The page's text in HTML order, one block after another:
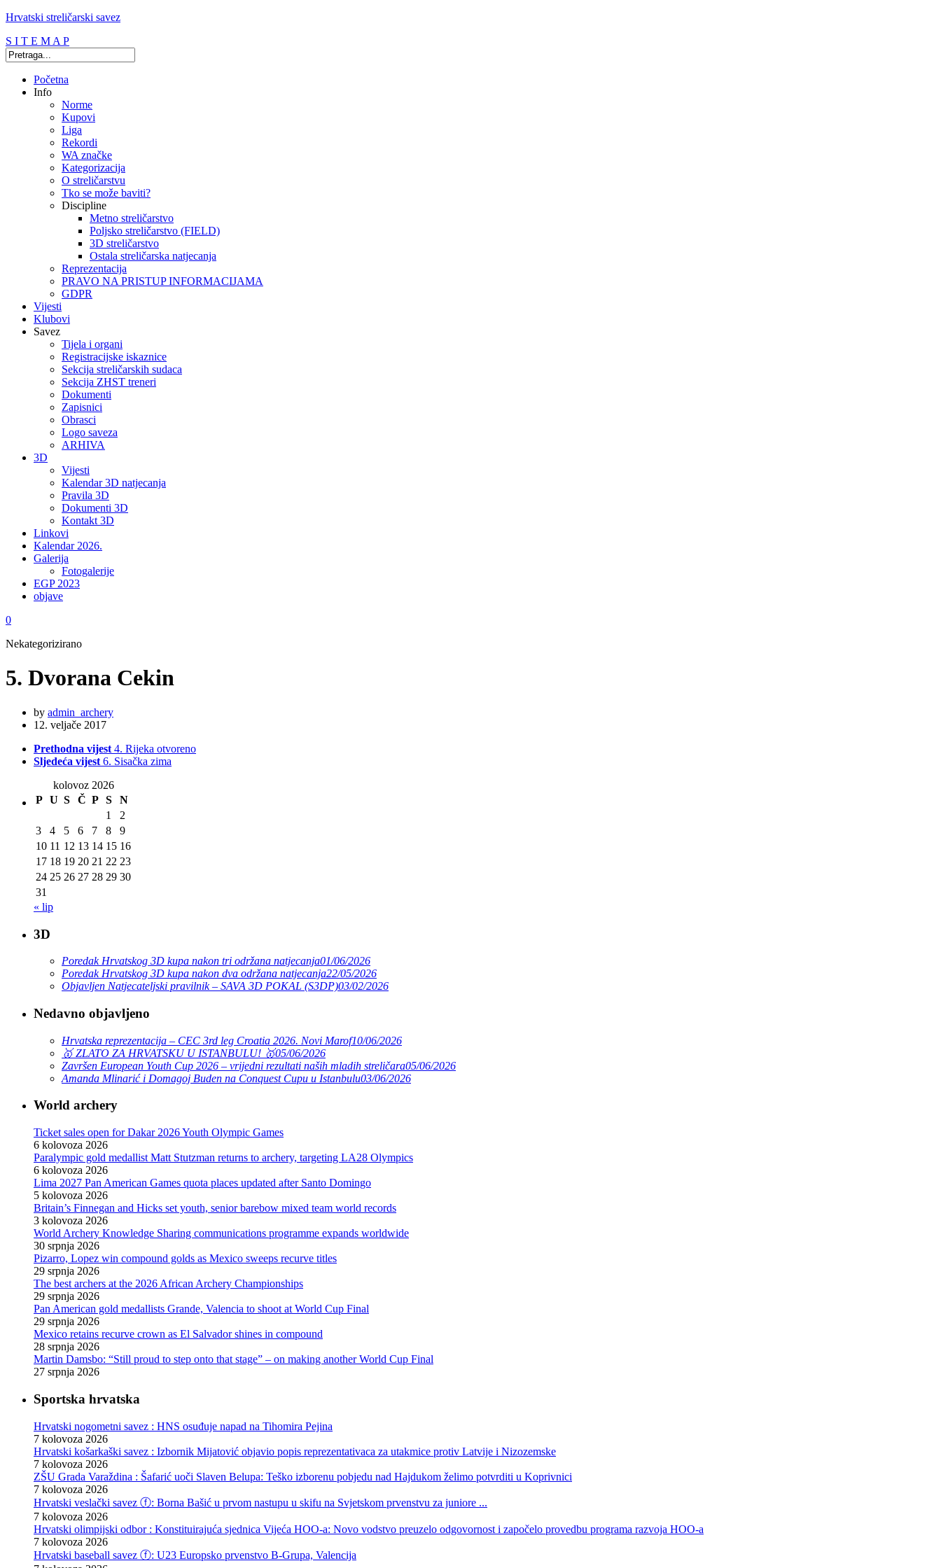
Hrvatski streličarski savez
S I T E M A P
Početna
Info
Norme
Kupovi
Liga
Rekordi
WA značke
Kategorizacija
O streličarstvu
Tko se može baviti?
Discipline
Metno streličarstvo
Poljsko streličarstvo (FIELD)
3D streličarstvo
Ostala streličarska natjecanja
Reprezentacija
PRAVO NA PRISTUP INFORMACIJAMA
GDPR
Vijesti
Klubovi
Savez
Tijela i organi
Registracijske iskaznice
Sekcija streličarskih sudaca
Sekcija ZHST treneri
Dokumenti
Zapisnici
Obrasci
Logo saveza
ARHIVA
3D
Vijesti
Kalendar 3D natjecanja
Pravila 3D
Dokumenti 3D
Kontakt 3D
Linkovi
Kalendar 2026.
Galerija
Fotogalerije
EGP 2023
objave
0
Nekategorizirano
5. Dvorana Cekin
by admin_archery
12. veljače 2017
Prethodna vijest 4. Rijeka otvoreno
Sljedeća vijest 6. Sisačka zima
kolovoz 2026
P U S Č P S
N
1
2
3
4 5 6 7 8
9
10 11 12 13 14 15 16
17 18 19 20 21 22 23
24 25 26 27 28 29 30
31
« lip
3D
Poredak Hrvatskog 3D kupa nakon tri održana natjecanja01/06/2026
Poredak Hrvatskog 3D kupa nakon dva održana natjecanja22/05/2026
Objavljen Natjecateljski pravilnik – SAVA 3D POKAL (S3DP)03/02/2026
Nedavno objavljeno
Hrvatska reprezentacija – CEC 3rd leg Croatia 2026. Novi Marof10/06/2026
🥇 ZLATO ZA HRVATSKU U ISTANBULU! 🥇05/06/2026
Završen European Youth Cup 2026 – vrijedni rezultati naših mladih streličara05/06/2026
Amanda Mlinarić i Domagoj Buden na Conquest Cupu u Istanbulu03/06/2026
World archery
Ticket sales open for Dakar 2026 Youth Olympic Games
6 kolovoza 2026
Paralympic gold medallist Matt Stutzman returns to archery, targeting LA28 Olympics
6 kolovoza 2026
Lima 2027 Pan American Games quota places updated after Santo Domingo
5 kolovoza 2026
Britain’s Finnegan and Hicks set youth, senior barebow mixed team world records
3 kolovoza 2026
World Archery Knowledge Sharing communications programme expands worldwide
30 srpnja 2026
Pizarro, Lopez win compound golds as Mexico sweeps recurve titles
29 srpnja 2026
The best archers at the 2026 African Archery Championships
29 srpnja 2026
Pan American gold medallists Grande, Valencia to shoot at World Cup Final
29 srpnja 2026
Mexico retains recurve crown as El Salvador shines in compound
28 srpnja 2026
Martin Damsbo: “Still proud to step onto that stage” – on making another World Cup Final
27 srpnja 2026
Sportska hrvatska
Hrvatski nogometni savez : HNS osuđuje napad na Tihomira Pejina
7 kolovoza 2026
Hrvatski košarkaški savez : Izbornik Mijatović objavio popis reprezentativaca za utakmice protiv Latvije i Nizozemske
7 kolovoza 2026
ZŠU Grada Varaždina : Šafarić uoči Slaven Belupa: Teško izborenu pobjedu nad Hajdukom želimo potvrditi u Koprivnici
7 kolovoza 2026
Hrvatski veslački savez ⓕ: Borna Bašić u prvom nastupu u skifu na Svjetskom prvenstvu za juniore ...
7 kolovoza 2026
Hrvatski olimpijski odbor : Konstituirajuća sjednica Vijeća HOO-a: Novo vodstvo preuzelo odgovornost i započelo provedbu programa razvoja HOO-a
7 kolovoza 2026
Hrvatski baseball savez ⓕ: U23 Europsko prvenstvo B-Grupa, Valencija